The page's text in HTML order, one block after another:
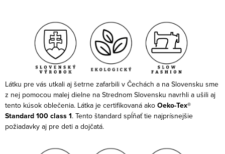
Látku pre vás utkali aj šetrne zafarbili v Čechách a na Slovensku sme
z nej pomocou malej dielne na Strednom Slovensku navrhli a ušili aj
tento kúsok oblečenia. Látka je certifikovaná ako Oeko-Tex®
Standard 100 class 1. Tento štandard spĺňať tie najprísnejšie
požiadavky aj pre deti a dojčatá.